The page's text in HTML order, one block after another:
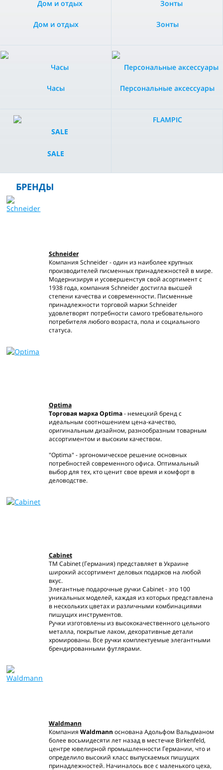
Дом и отдых Зонты
Часы Персональные аксессуары
SALE
FLAMPIC
БРЕНДЫ
Schneider
Компания Schneider - один из наиболее крупных
производителей писменных принадлежностей в мире.
Модернизируя и усовершенстуя свой асортимент с
1938 года, компания Schneider достигла высшей
степени качества и современности. Писменные
принадлежности торговой марки Schneider
удовлетворят потребности самого требовательного
потребителя любого возраста, пола и социального
статуса.
Optima
Торговая маркаOptima- немецкий бренд с
идеальным соотношением цена-качество,
оригинальным дизайном, разнообразным товарным
ассортиментом и высоким качеством.
"Optima" - эргономическое решение основных
потребностей современного офиса. Оптимальный
выбор для тех, кто ценит свое время и комфорт в
деловодстве.
Cabinet
TM Cabinet (Германия) представляет в Украине
широкий ассортимент деловых подарков на любой
вкус.
Элегантные подарочные ручки Cabinet - это 100
уникальных моделей, каждая из которых представлена
в нескольких цветах и различными комбинациями
пишущих инструментов.
Ручки изготовлены из высококачественного цельного
металла, покрытые лаком, декоративные детали
хромированы. Все ручки комплектуемые элегантными
брендированными футлярами.
Waldmann
Компания Waldmann основана Адольфом Вальдманом
более восьмидесяти лет назад в местечке Birkenfeld,
центре ювелирной промышленности Германии, что и
определило высокий класс выпускаемых пишущих
принадлежностей. Начиналось все с маленького цеха,